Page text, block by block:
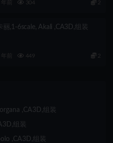
年前 304 2
丽,1-6scale, Akali ,CA3D,组装
年前 449 2
,CA3D,组装
组装
,CA3D,组装